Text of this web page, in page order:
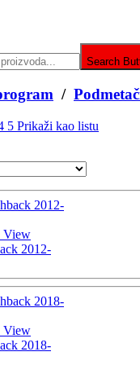
Search
/
5 Prikaži kao listu
View
2012-
View
2018-